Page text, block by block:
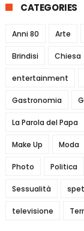
CATEGORIES
Anni 80 Arte
Brindisi Chiesa
entertainment
Gastronomia
La Parola del Papa
Make Up Moda
Photo Politica
Sessualità
televisione